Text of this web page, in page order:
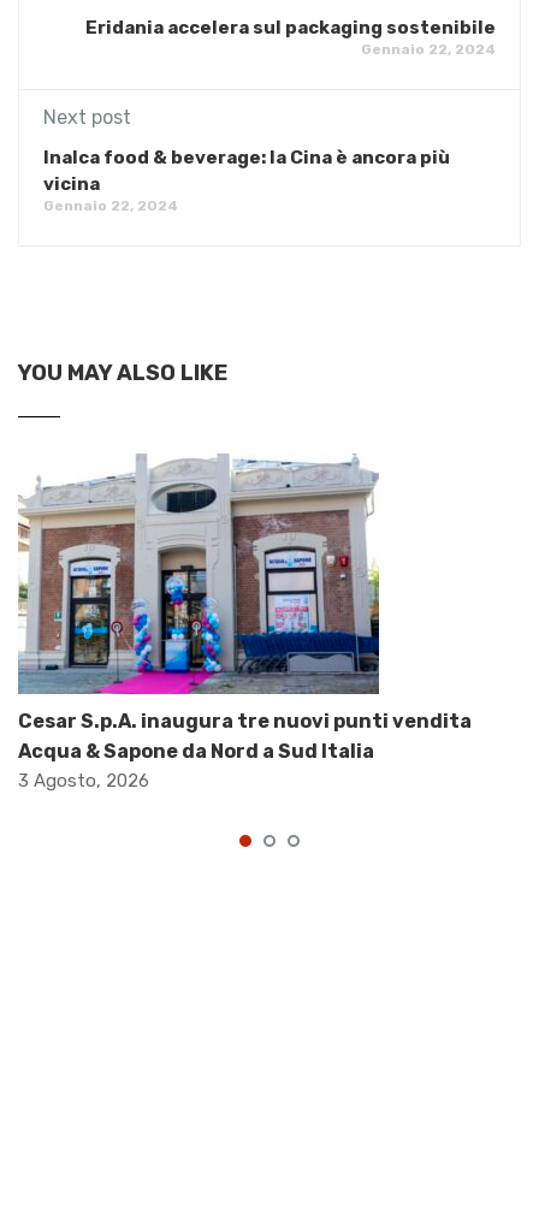
Eridania accelera sul packaging sostenibile
Gennaio 22, 2024
Next post
Inalca food & beverage: la Cina è ancora più
vicina
Gennaio 22, 2024
YOU MAY ALSO LIKE
Cesar S.p.A. inaugura tre nuovi punti vendita
Acqua & Sapone da Nord a Sud Italia
3 Agosto, 2026